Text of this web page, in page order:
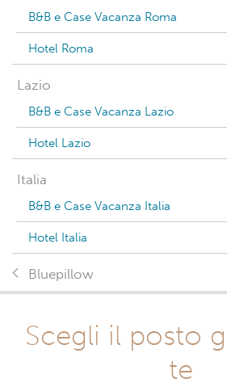
B&B e Case Vacanza Roma
Hotel Roma
Lazio
B&B e Case Vacanza Lazio
Hotel Lazio
Italia
B&B e Case Vacanza Italia
Hotel Italia
Bluepillow
Scegli il posto
te